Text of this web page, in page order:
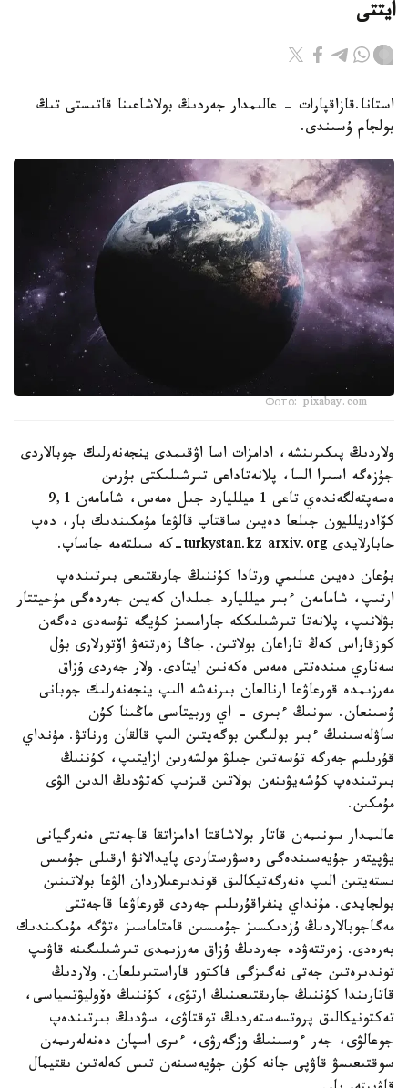
ايتتى
استانا.قازاقپارات - عالىمدار جەردىڭ بولاشاعىنا قاتىستى تىڭ
بولجام ۇسىندى.
Фото: pixabay.com
ولاردىڭ پىكىرىنشە، ادامزات اسا اۋقىمدى ينجەنەرلىك جوبالاردى
جۇزەگە اسىرا السا، پلانەتاداعى تىرشىلىكتى بۇرىن
ەسەپتەلگەندەي تاعى 1 ميلليارد جىل ەمەس، شامامەن 9,1
كۆادريلليون جىلعا دەيىن ساقتاپ قالۋعا مۇمكىندىك بار، دەپ
حابارلايدى turkystan.kz arxiv.org-كە سىلتەمە جاساپ.
بۇعان دەيىن عىلىمي ورتادا كۇننىڭ جارىقتىعى بىرتىندەپ
ارتىپ، شامامەن ءبىر ميلليارد جىلدان كەيىن جەردەگى مۇحيتتار
بۋلانىپ، پلانەتا تىرشىلىككە جارامسىز كۇيگە تۇسەدى دەگەن
كوزقاراس كەڭ تاراعان بولاتىن. جاڭا زەرتتەۋ اۆتورلارى بۇل
سەناري مىندەتتى ەمەس ەكەنىن ايتادى. ولار جەردى ۇزاق
مەرزىمدە قورعاۋعا ارنالعان بىرنەشە الىپ ينجەنەرلىك جوبانى
ۇسىنعان. سونىڭ ءبىرى - اي وربيتاسى ماڭىنا كۇن
ساۋلەسىنىڭ ءبىر بولىگىن بوگەيتىن الىپ قالقان ورناتۋ. مۇنداي
قۇرىلىم جەرگە تۇسەتىن جىلۋ مولشەرىن ازايتىپ، كۇننىڭ
بىرتىندەپ كۇشەيۋىنەن بولاتىن قىزىپ كەتۋدىڭ الدىن الۋى
مۇمكىن.
عالىمدار سونىمەن قاتار بولاشاقتا ادامزاتقا قاجەتتى ەنەرگيانى
يۋپيتەر جۇيەسىندەگى رەسۋرستاردى پايدالانۋ ارقىلى جۇمىس
ىستەيتىن الىپ ەنەرگەتيكالىق قوندىرعىلاردان الۋعا بولاتىنىن
بولجايدى. مۇنداي ينفراقۇرىلىم جەردى قورعاۋعا قاجەتتى
مەگاجوبالاردىڭ ۇزدىكسىز جۇمىسىن قامتاماسىز ەتۋگە مۇمكىندىك
بەرەدى. زەرتتەۋدە جەردىڭ ۇزاق مەرزىمدى تىرشىلىگىنە قاۋىپ
توندىرەتىن جەتى نەگىزگى فاكتور قاراستىرىلعان. ولاردىڭ
قاتارىندا كۇننىڭ جارىقتىعىنىڭ ارتۋى، كۇننىڭ ەۆوليۋتسياسى،
تەكتونيكالىق پروتسەستەردىڭ توقتاۋى، سۋدىڭ بىرتىندەپ
جوعالۋى، جەر ءوسىنىڭ وزگەرۋى، ءىرى اسپان دەنەلەرىمەن
سوقتىعىسۋ قاۋپى جانە كۇن جۇيەسىنەن تىس كەلەتىن ىقتيمال